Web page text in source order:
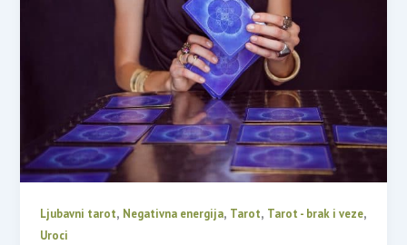
Ljubavni tarot, Negativna energija, Tarot, Tarot - brak i veze,
Uroci